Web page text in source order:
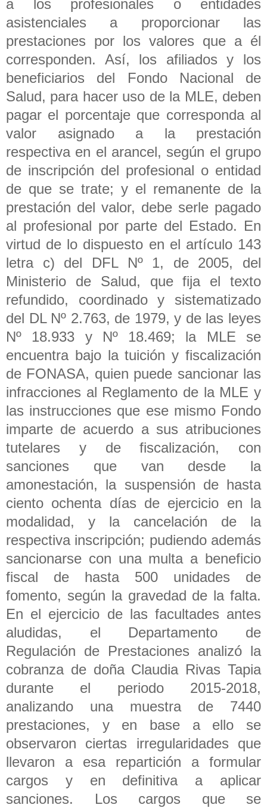
a los profesionales o entidades
asistenciales a proporcionar las
prestaciones por los valores que a él
corresponden. Así, los afiliados y los
beneficiarios del Fondo Nacional de
Salud, para hacer uso de la MLE, deben
pagar el porcentaje que corresponda al
valor asignado a la prestación
respectiva en el arancel, según el grupo
de inscripción del profesional o entidad
de que se trate; y el remanente de la
prestación del valor, debe serle pagado
al profesional por parte del Estado. En
virtud de lo dispuesto en el artículo 143
letra c) del DFL Nº 1, de 2005, del
Ministerio de Salud, que fija el texto
refundido, coordinado y sistematizado
del DL Nº 2.763, de 1979, y de las leyes
Nº 18.933 y Nº 18.469; la MLE se
encuentra bajo la tuición y fiscalización
de FONASA, quien puede sancionar las
infracciones al Reglamento de la MLE y
las instrucciones que ese mismo Fondo
imparte de acuerdo a sus atribuciones
tutelares y de fiscalización, con
sanciones que van desde la
amonestación, la suspensión de hasta
ciento ochenta días de ejercicio en la
modalidad, y la cancelación de la
respectiva inscripción; pudiendo además
sancionarse con una multa a beneficio
fiscal de hasta 500 unidades de
fomento, según la gravedad de la falta.
En el ejercicio de las facultades antes
aludidas, el Departamento de
Regulación de Prestaciones analizó la
cobranza de doña Claudia Rivas Tapia
durante el periodo 2015-2018,
analizando una muestra de 7440
prestaciones, y en base a ello se
observaron ciertas irregularidades que
llevaron a esa repartición a formular
cargos y en definitiva a aplicar
sanciones. Los cargos que se